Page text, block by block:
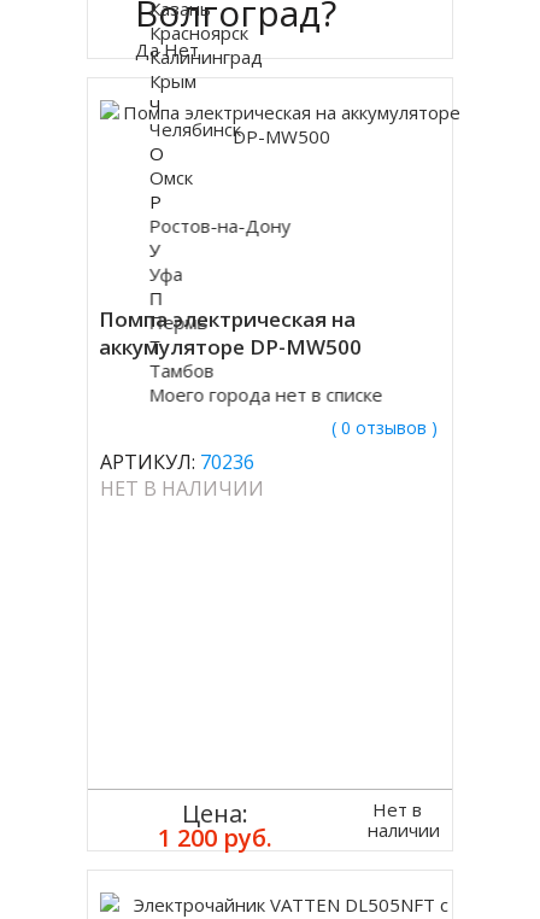
Купить в 1 клик
Помпа электрическая на
аккумуляторе DP-MW500
( 0 отзывов )
АРТИКУЛ: 70236
НЕТ В НАЛИЧИИ
Цена:
1 200 руб.
Нет в
наличии
Волгоград?
Да Нет
Казань
Красноярск
Калининград
Крым
Ч
Челябинск
О
Омск
Р
Ростов-на-Дону
У
Уфа
П
Пермь
Т
Тамбов
Моего города нет в списке